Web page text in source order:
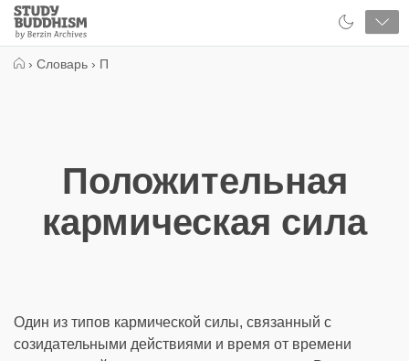
Close
Study
Buddhism
› Словарь › П
Положительная
кармическая сила
Один из типов кармической силы, связанный с
созидательными действиями и время от времени